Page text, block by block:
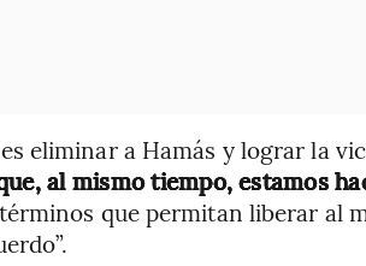
eliminar a Hamás y lograr la
al mismo tiempo, estamos
que permitan liberar al